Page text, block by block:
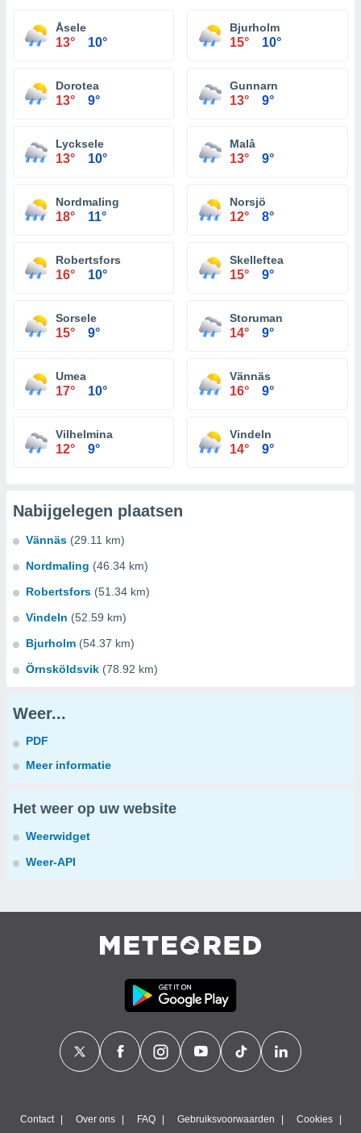
Åsele
13° 10°
Bjurholm
15° 10°
Dorotea
13° 9°
Gunnarn
13° 9°
Lycksele
13° 10°
Malå
13° 9°
Nordmaling
18° 11°
Norsjö
12° 8°
Robertsfors
16° 10°
Skelleftea
15° 9°
Sorsele
15° 9°
Storuman
14° 9°
Umea
17° 10°
Vännäs
16° 9°
Vilhelmina
12° 9°
Vindeln
14° 9°
Nabijgelegen plaatsen
Vännäs (29.11 km)
Nordmaling (46.34 km)
Robertsfors (51.34 km)
Vindeln (52.59 km)
Bjurholm (54.37 km)
Örnsköldsvik (78.92 km)
Weer...
PDF
Meer informatie
Het weer op uw website
Weerwidget
Weer-API
Contact Over ons FAQ Gebruiksvoorwaarden Cookies